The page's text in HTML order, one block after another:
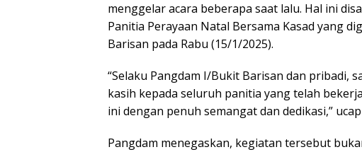
menggelar acara beberapa saat lalu. Hal ini
Panitia Perayaan Natal Bersama Kasad yang
Barisan pada Rabu (15/1/2025).
“Selaku Pangdam I/Bukit Barisan dan pribadi,
kasih kepada seluruh panitia yang telah
ini dengan penuh semangat dan dedikasi,”
Pangdam menegaskan, kegiatan tersebut